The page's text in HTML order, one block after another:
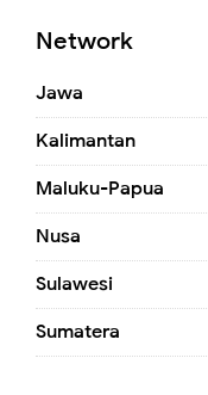
Network
Jawa
Kalimantan
Maluku-Papua
Nusa
Sulawesi
Sumatera